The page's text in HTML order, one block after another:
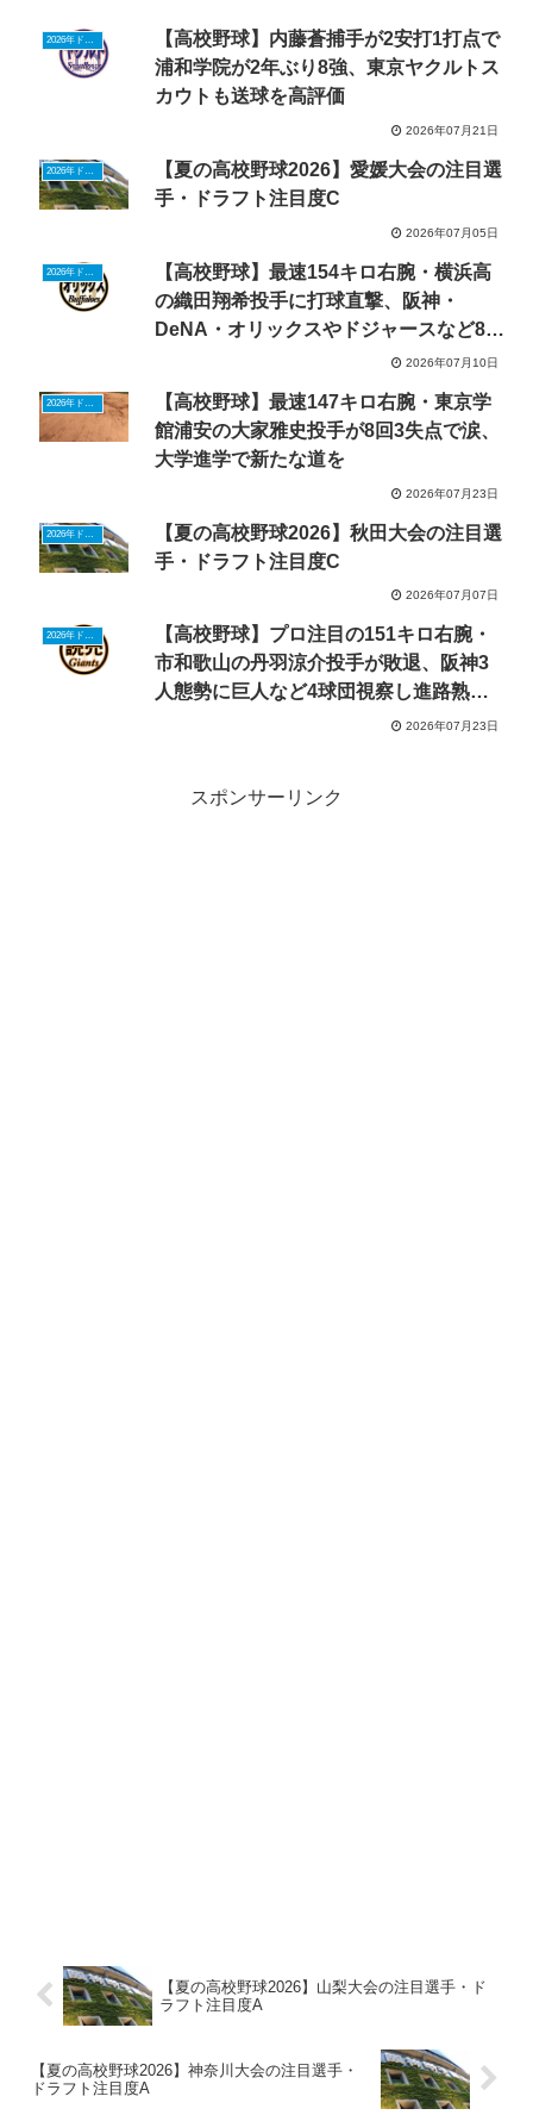
2026年ドラフトニュース
【高校野球】内藤蒼捕手が2安打1打点で
浦和学院が2年ぶり8強、東京ヤクルトス
カウトも送球を高評価
2026年07月21日
【夏の高校野球2026】愛媛大会の注目選
手・ドラフト注目度C
2026年07月05日
2026年ドラフトニュース
【高校野球】最速154キロ右腕・横浜高
の織田翔希投手に打球直撃、阪神・
DeNA・オリックスやドジャースなど8球
2026年07月10日
2026年ドラフトニュース
【高校野球】最速147キロ右腕・東京学
館浦安の大家雅史投手が8回3失点で涙、
大学進学で新たな道を
2026年07月23日
【夏の高校野球2026】秋田大会の注目選
手・ドラフト注目度C
2026年07月07日
2026年ドラフトニュース
【高校野球】プロ注目の151キロ右腕・
市和歌山の丹羽涼介投手が敗退、阪神3
人態勢に巨人など4球団視察し進路熟考
2026年07月23日
スポンサーリンク
【夏の高校野球2026】山梨大会の注目選手・ド
ラフト注目度A
【夏の高校野球2026】神奈川大会の注目選手・
ドラフト注目度A